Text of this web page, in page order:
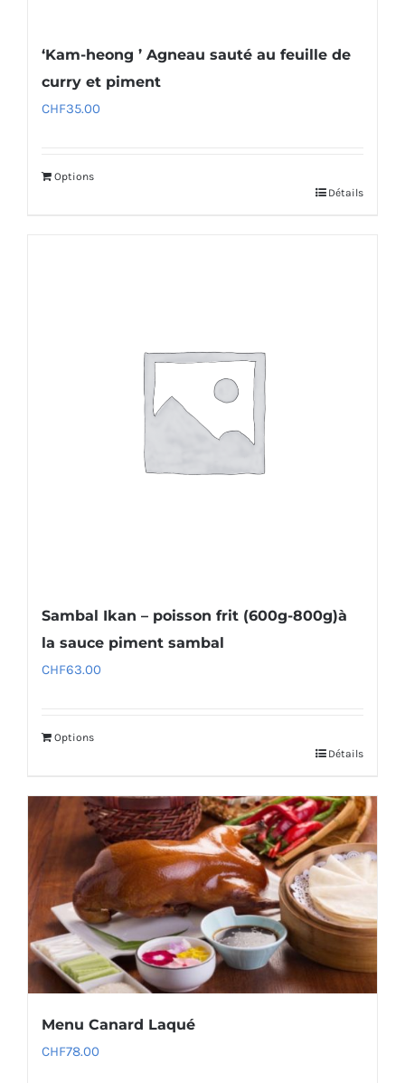
‘Kam-heong ’ Agneau sauté au feuille de
curry et piment
CHF35.00
Options
Détails
Sambal Ikan – poisson frit (600g-800g)à
la sauce piment sambal
CHF63.00
Options
Détails
Menu Canard Laqué
CHF78.00